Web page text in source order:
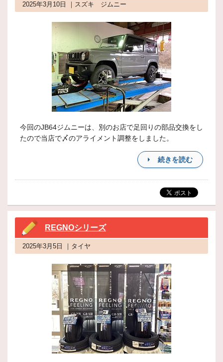
2025年3月10日 ｜スズキ ジムニー
今回のJB64ジムニーは、別のお店で足回りの部品交換をし
たので当店で〆のアライメント調整をしました。
続きを読む
REGNOシリーズ
2025年3月5日 ｜タイヤ